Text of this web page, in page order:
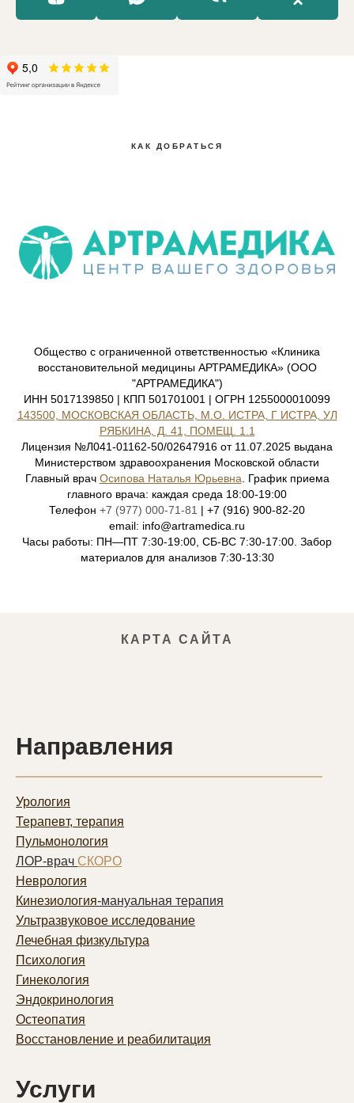
КАК ДОБРАТЬСЯ
Общество с ограниченной ответственностью «Клиника
восстановительной медицины АРТРАМЕДИКА» (ООО
"АРТРАМЕДИКА")
ИНН 5017139850 | КПП 501701001 | ОГРН 1255000010099
143500, МОСКОВСКАЯ ОБЛАСТЬ, М.О. ИСТРА, Г ИСТРА, УЛ
РЯБКИНА, Д. 41, ПОМЕЩ. 1.1
Лицензия №Л041-01162-50/02647916 от 11.07.2025 выдана
Министерством здравоохранения Московской области
Главный врач Осипова Наталья Юрьевна . График приема
главного врача: каждая среда 18:00-19:00
Телефон +7 (977) 000-71-81 | +7 (916) 900-82-20
email: info@artramedica.ru
Часы работы: ПН—ПТ 7:30-19:00, СБ-ВС 7:30-17:00. Забор
материалов для анализов 7:30-13:30
КАРТА САЙТА
Направления
Урология
Терапевт, терапия
Пульмонология
ЛОР-врач СКОРО
Неврология
Кинезиология-мануальная терапия
Ультразвуковое исследование
Лечебная физкультура
Психология
Гинекология
Эндокринология
Остеопатия
Восстановление и реабилитация
Услуги